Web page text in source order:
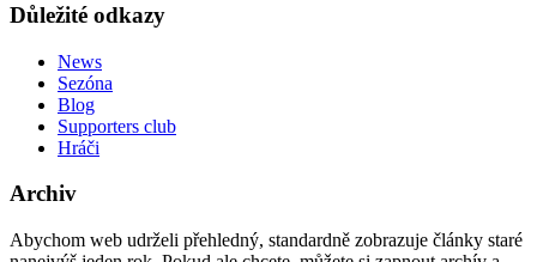
Důležité odkazy
News
Sezóna
Blog
Supporters club
Hráči
Archiv
Abychom web udrželi přehledný, standardně zobrazuje články staré